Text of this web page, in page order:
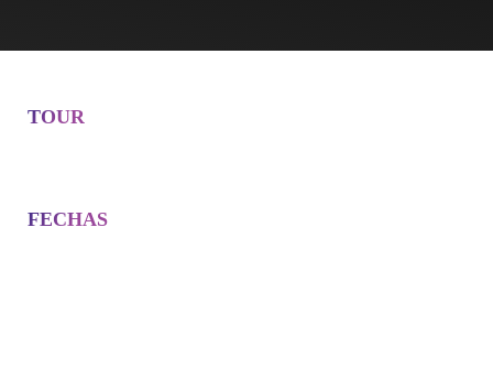
TOUR
FECHAS